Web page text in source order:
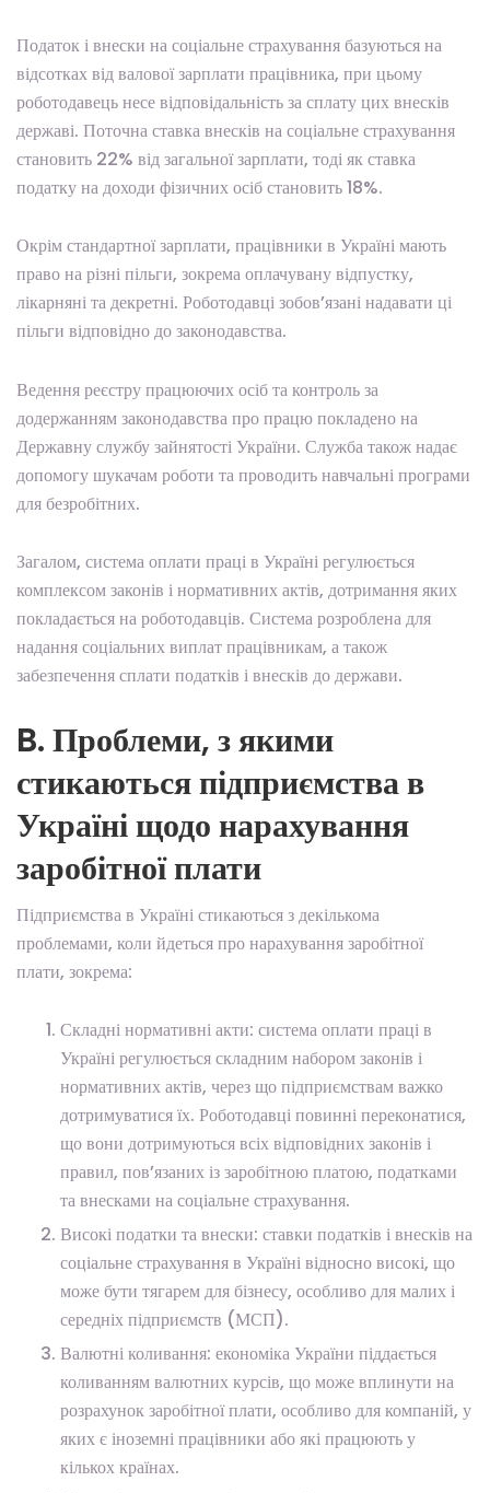
Податок і внески на соціальне страхування базуються на
відсотках від валової зарплати працівника, при цьому
роботодавець несе відповідальність за сплату цих внесків
державі. Поточна ставка внесків на соціальне страхування
становить 22% від загальної зарплати, тоді як ставка
податку на доходи фізичних осіб становить 18%.
Окрім стандартної зарплати, працівники в Україні мають
право на різні пільги, зокрема оплачувану відпустку,
лікарняні та декретні. Роботодавці зобов’язані надавати ці
пільги відповідно до законодавства.
Ведення реєстру працюючих осіб та контроль за
додержанням законодавства про працю покладено на
Державну службу зайнятості України. Служба також надає
допомогу шукачам роботи та проводить навчальні програми
для безробітних.
Загалом, система оплати праці в Україні регулюється
комплексом законів і нормативних актів, дотримання яких
покладається на роботодавців. Система розроблена для
надання соціальних виплат працівникам, а також
забезпечення сплати податків і внесків до держави.
B. Проблеми, з якими
стикаються підприємства в
Україні щодо нарахування
заробітної плати
Підприємства в Україні стикаються з декількома
проблемами, коли йдеться про нарахування заробітної
плати, зокрема:
Складні нормативні акти: система оплати праці в
Україні регулюється складним набором законів і
нормативних актів, через що підприємствам важко
дотримуватися їх. Роботодавці повинні переконатися,
що вони дотримуються всіх відповідних законів і
правил, пов’язаних із заробітною платою, податками
та внесками на соціальне страхування.
Високі податки та внески: ставки податків і внесків на
соціальне страхування в Україні відносно високі, що
може бути тягарем для бізнесу, особливо для малих і
середніх підприємств (МСП).
Валютні коливання: економіка України піддається
коливанням валютних курсів, що може вплинути на
розрахунок заробітної плати, особливо для компаній, у
яких є іноземні працівники або які працюють у
кількох країнах.